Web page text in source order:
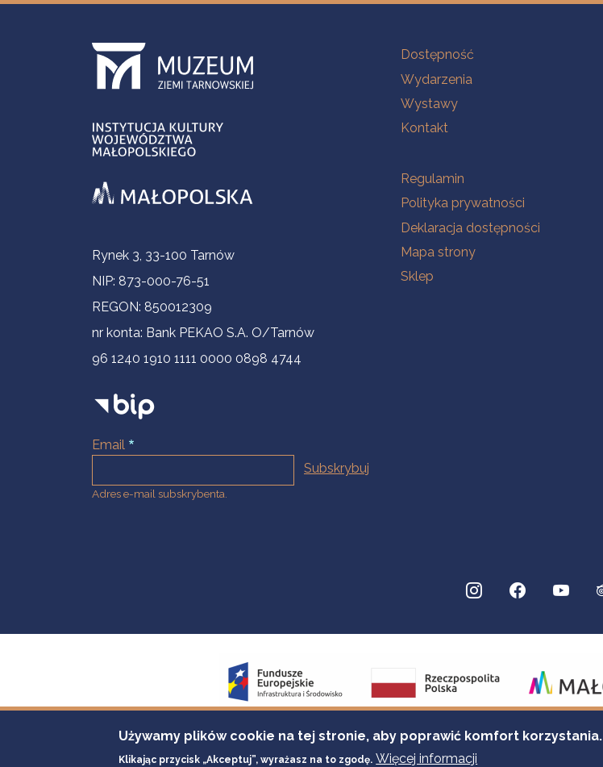
Informacje kontaktowe
Rynek 3, 33-100 Tarnów
NIP: 873-000-76-51
REGON: 850012309
nr konta: Bank PEKAO S.A. O/Tarnów
96 1240 1910 1111 0000 0898 4744
Email
Adres e-mail subskrybenta.
Na skróty
Dostępność
Wydarzenia
Wystawy
Kontakt
Na skróty
Regulamin
Polityka prywatności
Deklaracja dostępności
Mapa strony
Sklep
Używamy plików cookie na tej stronie, aby poprawić komfort korzystania.
Klikając przycisk „Akceptuj”, wyrażasz na to zgodę. Więcej informacji